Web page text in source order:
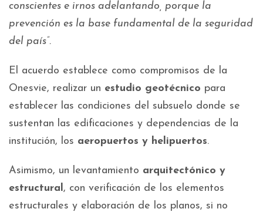
conscientes e irnos adelantando, porque la
prevención es la base fundamental de la seguridad
del país”.
El acuerdo establece como compromisos de la
Onesvie, realizar un estudio geotécnico para
establecer las condiciones del subsuelo donde se
sustentan las edificaciones y dependencias de la
institución, los aeropuertos y helipuertos.
Asimismo, un levantamiento arquitectónico y
estructural, con verificación de los elementos
estructurales y elaboración de los planos, si no